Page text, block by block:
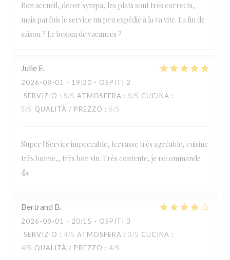
Bon accueil, décor sympa, les plats sont très corrects,
mais parfois le service un peu expédié à la va vite. La fin de
saison ? Le besoin de vacances ?
Julie E
2026-08-01 - 19:30 - OSPITI 2
SERVIZIO : 5/5 ATMOSFERA : 5/5 CUCINA :
5/5 QUALITÀ / PREZZO : 5/5
Super ! Service impeccable, terrasse très agréable, cuisine
très bonne,, très bon vin. Très contente, je recommande
👍
Bertrand B
2026-08-01 - 20:15 - OSPITI 3
SERVIZIO : 4/5 ATMOSFERA : 3/5 CUCINA :
4/5 QUALITÀ / PREZZO : 4/5